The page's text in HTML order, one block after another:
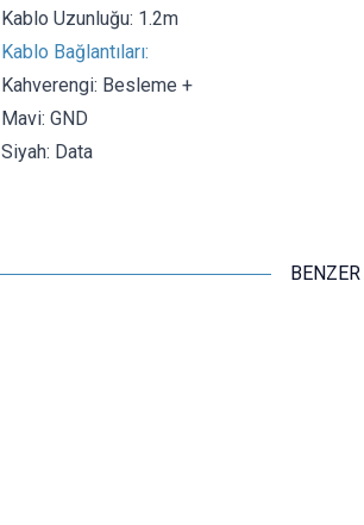
Kablo Uzunluğu: 1.2m
Kablo Bağlantıları:
Kahverengi: Besleme +
Mavi: GND
Siyah: Data
BENZER